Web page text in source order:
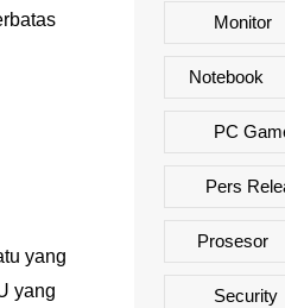
yang
yang
Monitor
Notebook
PC
Pers
Prosesor
Security